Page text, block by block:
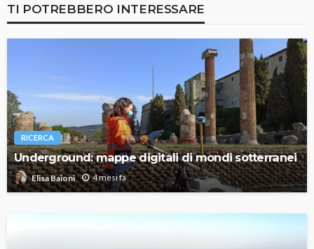
TI POTREBBERO INTERESSARE
RICERCA
Underground: mappe digitali di mondi sotterranei
Elisa Baioni 4 mesi fa